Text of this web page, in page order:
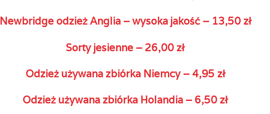
Newbridge odzież Anglia – wysoka jakość – 13,50 zł
Sorty jesienne – 26,00 zł
Odzież używana zbiórka Niemcy – 4,95 zł
Odzież używana zbiórka Holandia – 6,50 zł